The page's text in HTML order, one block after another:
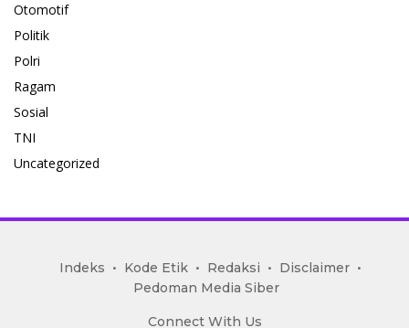
Otomotif
Politik
Polri
Ragam
Sosial
TNI
Uncategorized
mediakoran.com
Indeks Kode Etik Redaksi
Disclaimer
Pedoman Media Siber
Connect With Us